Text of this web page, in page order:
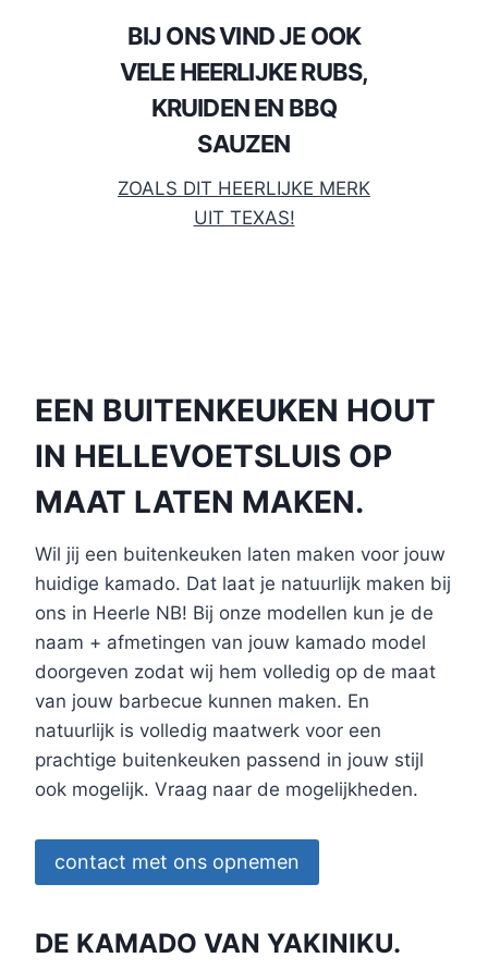
BIJ ONS VIND JE OOK
VELE HEERLIJKE RUBS,
KRUIDEN EN BBQ
SAUZEN
ZOALS DIT HEERLIJKE MERK
UIT TEXAS!
EEN BUITENKEUKEN HOUT
IN HELLEVOETSLUIS OP
MAAT LATEN MAKEN.
Wil jij een buitenkeuken laten maken voor jouw
huidige kamado. Dat laat je natuurlijk maken bij
ons in Heerle NB! Bij onze modellen kun je de
naam + afmetingen van jouw kamado model
doorgeven zodat wij hem volledig op de maat
van jouw barbecue kunnen maken. En
natuurlijk is volledig maatwerk voor een
prachtige buitenkeuken passend in jouw stijl
ook mogelijk. Vraag naar de mogelijkheden.
contact met ons opnemen
DE KAMADO VAN YAKINIKU.